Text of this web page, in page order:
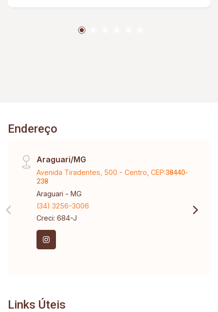
Endereço
Araguari/MG
Avenida Tiradentes, 500 - Centro, CEP:38440-
238
Araguari - MG
(34) 3256-3006
Creci: 684-J
Links Úteis